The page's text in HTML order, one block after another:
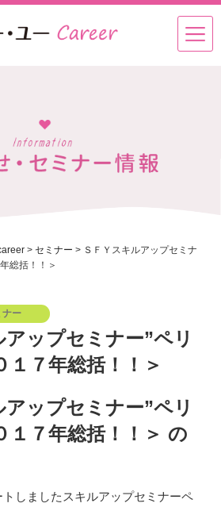
> セミナー > ＳＦＹスキルアップセミナ
総括！！＞
ナー
アップセミナー”ペリ
１７年総括！！＞
アップセミナー”ペリ
１７年総括！！＞ の
しましたスキルアップセミナーペ